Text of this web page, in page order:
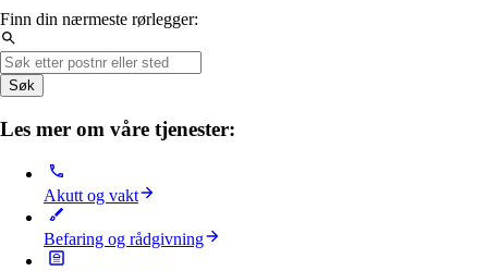
Finn din nærmeste rørlegger:
Søk
Les mer om våre tjenester:
Akutt og vakt
Befaring og rådgivning